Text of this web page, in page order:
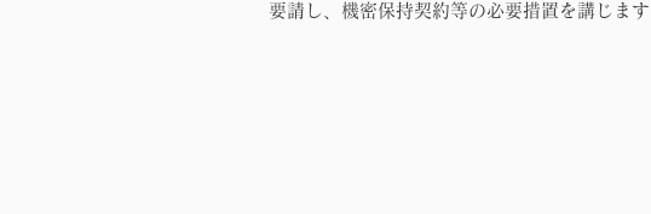
要請し、機密保持契約等の必要措置を講じます